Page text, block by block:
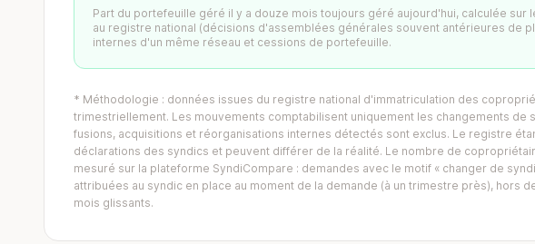
Part du portefeuille géré il y a douze mois toujours géré aujourd'hui, calculée sur
au registre national (décisions d'assemblées générales souvent antérieures de
internes d'un même réseau et cessions de portefeuille.
* Méthodologie : données issues du registre national d'immatriculation des
trimestriellement. Les mouvements comptabilisent uniquement les changements de
fusions, acquisitions et réorganisations internes détectés sont exclus. Le registre
déclarations des syndics et peuvent différer de la réalité. Le nombre de
mesuré sur la plateforme SyndiCompare : demandes avec le motif « changer de
attribuées au syndic en place au moment de la demande (à un trimestre près), hors
mois glissants.